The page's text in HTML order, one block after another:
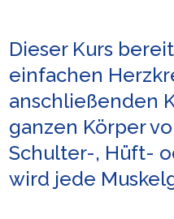
Dieser Kurs
einfachen
anschließenden
ganzen Körper
Schulter-, Hüft-
wird jede